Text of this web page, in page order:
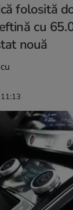
folosită
cu
nouă